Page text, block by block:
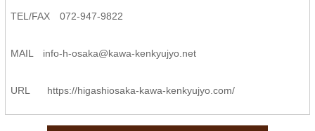
TEL/FAX 072-947-9822
MAIL info-h-osaka@kawa-kenkyujyo. net
URL https://higashiosaka-kawa-kenkyujyo.com/